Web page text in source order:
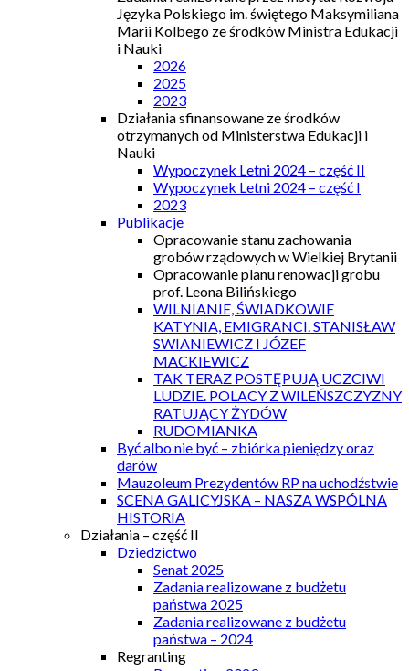
Języka Polskiego im. świętego Maksymiliana
Marii Kolbego ze środków Ministra Edukacji
i Nauki
2026
2025
2023
Działania sfinansowane ze środków
otrzymanych od Ministerstwa Edukacji i
Nauki
Wypoczynek Letni 2024 – część II
Wypoczynek Letni 2024 – część I
2023
Publikacje
Opracowanie stanu zachowania
grobów rządowych w Wielkiej Brytanii
Opracowanie planu renowacji grobu
prof. Leona Bilińskiego
WILNIANIE, ŚWIADKOWIE
KATYNIA, EMIGRANCI. STANISŁAW
SWIANIEWICZ I JÓZEF
MACKIEWICZ
TAK TERAZ POSTĘPUJĄ UCZCIWI
LUDZIE. POLACY Z WILEŃSZCZYZNY
RATUJĄCY ŻYDÓW
RUDOMIANKA
Być albo nie być – zbiórka pieniędzy oraz
darów
Mauzoleum Prezydentów RP na uchodźstwie
SCENA GALICYJSKA – NASZA WSPÓLNA
HISTORIA
Działania – część II
Dziedzictwo
Senat 2025
Zadania realizowane z budżetu
państwa 2025
Zadania realizowane z budżetu
państwa – 2024
Regranting